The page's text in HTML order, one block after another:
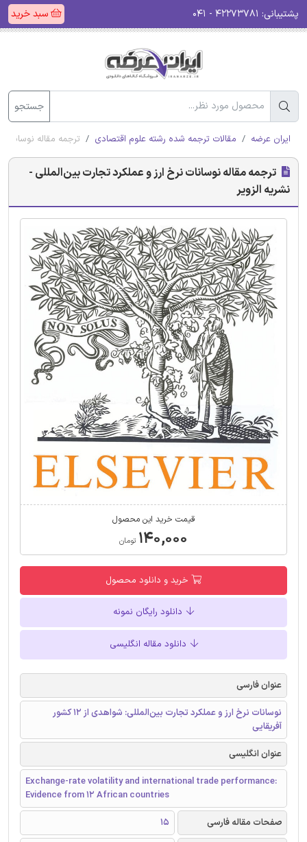
پشتیبانی: سبد خرید
جستجو
ایران عرضه مقالات ترجمه شده رشته علوم اقتصادی ترجمه مقاله نوسانات
ترجمه مقاله نوسانات نرخ ارز و عملکرد تجارت بین‌المللی -
نشریه الزویر
قیمت خرید این محصول
۱۴۰,۰۰۰ تومان
خرید و دانلود محصول
دانلود رایگان نمونه
دانلود مقاله انگلیسی
عنوان فارسی
نوسانات نرخ ارز و عملکرد تجارت بین‌المللی: شواهدی از 12 کشور
آفریقایی
عنوان انگلیسی
Exchange-rate volatility and international trade performance:
Evidence from 12 African countries
صفحات مقاله فارسی
15